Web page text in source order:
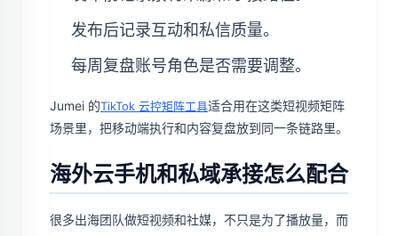
发布后记录互动和私信质量。
每周复盘账号角色是否需要调整。
Jumei 的TikTok 云控矩阵工具适合用在这类短视频矩阵
场景里，把移动端执行和内容复盘放到同一条链路里。
海外云手机和私域承接怎么配合
很多出海团队做短视频和社媒，不只是为了播放量，而